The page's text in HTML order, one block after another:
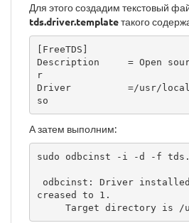
Для этого создадим текстовый
tds.driver.templateтакого
[FreeTDS]
Description     = Open
r
Driver          =/usr/
so
А затем выполним:
sudo odbcinst -i -d -f
creased to 1.
Target directory is